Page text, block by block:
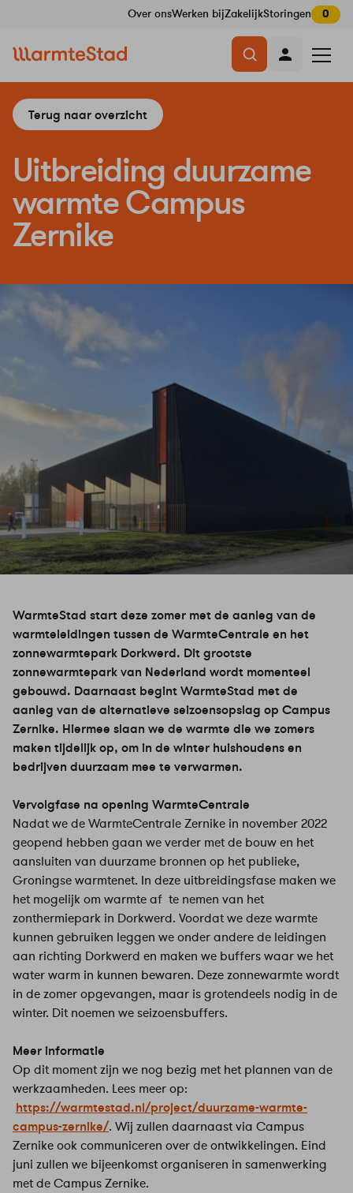
overslaan
Over onsWerken bijZakelijkStoringen 0
openen
Terug naar overzicht
Uitbreiding duurzame
warmte Campus
Zernike
WarmteStad start deze zomer met de aanleg van de
warmteleidingen tussen de WarmteCentrale en het
zonnewarmtepark Dorkwerd. Dit grootste
zonnewarmtepark van Nederland wordt momenteel
gebouwd. Daarnaast begint WarmteStad met de
aanleg van de alternatieve seizoensopslag op Campus
Zernike. Hiermee slaan we de warmte die we zomers
maken tijdelijk op, om in de winter huishoudens en
bedrijven duurzaam mee te verwarmen.
Vervolgfase na opening WarmteCentrale
Nadat we de WarmteCentrale Zernike in november 2022
geopend hebben gaan we verder met de bouw en het
aansluiten van duurzame bronnen op het publieke,
Groningse warmtenet. In deze uitbreidingsfase maken we
het mogelijk om warmte af te nemen van het
zonthermiepark in Dorkwerd. Voordat we deze warmte
kunnen gebruiken leggen we onder andere de leidingen
aan richting Dorkwerd en maken we buffers waar we het
water warm in kunnen bewaren. Deze zonnewarmte wordt
in de zomer opgevangen, maar is grotendeels nodig in de
winter. Dit noemen we seizoensbuffers.
Meer informatie
Op dit moment zijn we nog bezig met het plannen van de
werkzaamheden. Lees meer op:
https://warmtestad.nl/project/duurzame-warmte-
campus-zernike/. Wij zullen daarnaast via Campus
Zernike ook communiceren over de ontwikkelingen. Eind
juni zullen we bijeenkomst organiseren in samenwerking
met de Campus Zernike.